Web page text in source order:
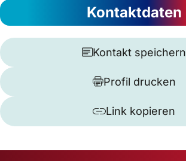
Kontaktdaten
Kontakt speichern
Profil drucken
Link kopieren